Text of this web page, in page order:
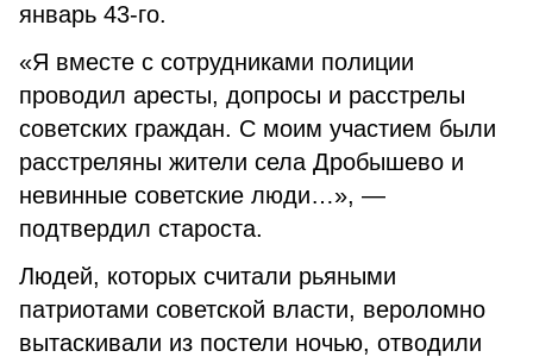
январь 43-го.
«Я вместе с сотрудниками полиции
проводил аресты, допросы и расстрелы
советских граждан. С моим участием были
расстреляны жители села Дробышево и
невинные советские люди…», —
подтвердил староста.
Людей, которых считали рьяными
патриотами советской власти, вероломно
вытаскивали из постели ночью, отводили